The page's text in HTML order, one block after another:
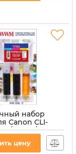
набор
Canon CLI-
CLI-56/CLI-94
3шт x 20мл
CMY)
цену